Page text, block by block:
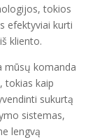
tokios
efektyviai kurti
kliento.
mūsų komanda
tokias kaip
sukurtą
sistemas,
lengvą